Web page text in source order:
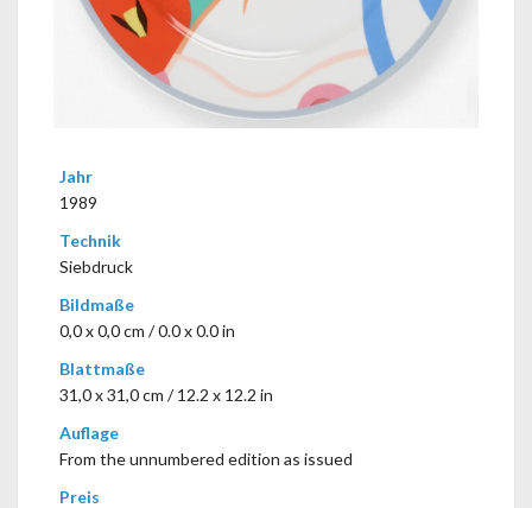
Jahr
1989
Technik
Siebdruck
Bildmaße
0,0 x 0,0 cm / 0.0 x 0.0 in
Blattmaße
31,0 x 31,0 cm / 12.2 x 12.2 in
Auflage
From the unnumbered edition as issued
Preis